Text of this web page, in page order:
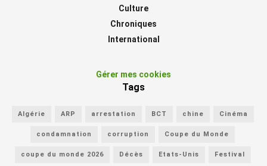
Culture
Chroniques
International
Gérer mes cookies
Tags
Algérie ARP arrestation BCT chine Cinéma
condamnation corruption Coupe du Monde
coupe du monde 2026 Décès Etats-Unis Festival